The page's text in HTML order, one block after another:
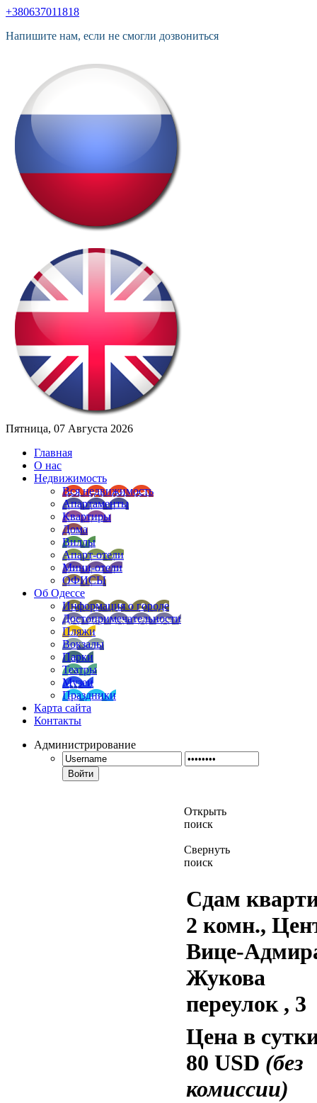
+380637011818
Напишите нам, если не смогли дозвониться
Пятница, 07 Августа 2026
Главная
О нас
Недвижимость
Вся недвижимость
Апартаменты
Квартиры
Дома
Виллы
Апарт-отели
Мини-отели
ОФИСЫ
Об Одессе
Информация о городе
Достопримечательности
Пляжи
Вокзалы
Парки
Театры
Музеи
Праздники
Карта сайта
Контакты
Администрирование
Войти
Открыть
поиск
Свернуть
поиск
Сдам
2 комн.,
Вице-
Жукова
переулок , 3
Цена в
80 USD (без
комиссии)